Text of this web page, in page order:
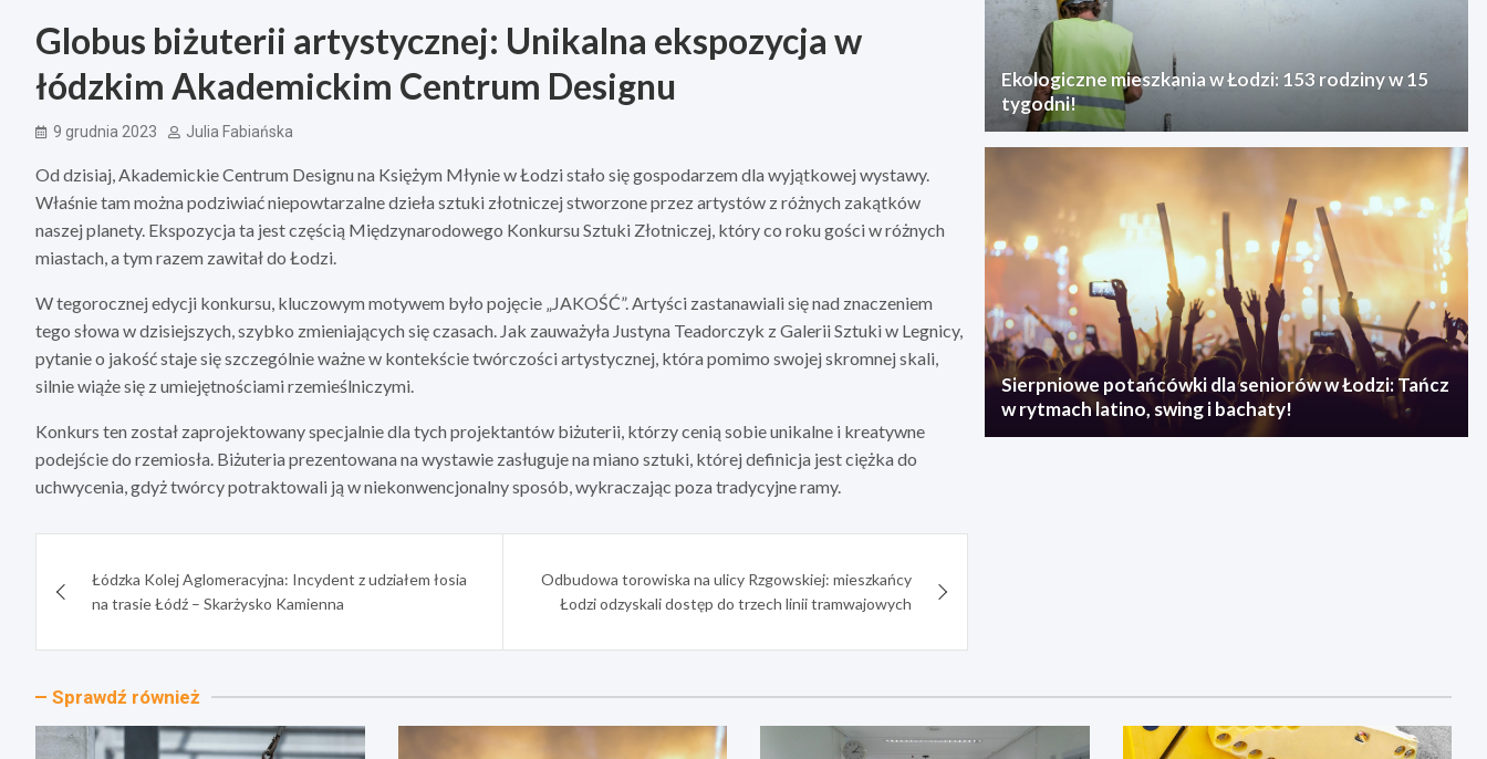
Globus biżuterii artystycznej: Unikalna ekspozycja w
łódzkim Akademickim Centrum Designu
9 grudnia 2023 Julia Fabiańska
Od dzisiaj, Akademickie Centrum Designu na Księżym Młynie w Łodzi stało się gospodarzem dla wyjątkowej wystawy.
Właśnie tam można podziwiać niepowtarzalne dzieła sztuki złotniczej stworzone przez artystów z różnych zakątków
naszej planety. Ekspozycja ta jest częścią Międzynarodowego Konkursu Sztuki Złotniczej, który co roku gości w różnych
miastach, a tym razem zawitał do Łodzi.
W tegorocznej edycji konkursu, kluczowym motywem było pojęcie „JAKOŚĆ”. Artyści zastanawiali się nad znaczeniem
tego słowa w dzisiejszych, szybko zmieniających się czasach. Jak zauważyła Justyna Teadorczyk z Galerii Sztuki w Legnicy,
pytanie o jakość staje się szczególnie ważne w kontekście twórczości artystycznej, która pomimo swojej skromnej skali,
silnie wiąże się z umiejętnościami rzemieślniczymi.
Konkurs ten został zaprojektowany specjalnie dla tych projektantów biżuterii, którzy cenią sobie unikalne i kreatywne
podejście do rzemiosła. Biżuteria prezentowana na wystawie zasługuje na miano sztuki, której definicja jest ciężka do
uchwycenia, gdyż twórcy potraktowali ją w niekonwencjonalny sposób, wykraczając poza tradycyjne ramy.
wpisuŁódzka Kolej Aglomeracyjna: Incydent z udziałem łosia
na trasie Łódź – Skarżysko Kamienna
Odbudowa torowiska na ulicy Rzgowskiej: mieszkańcy
Łodzi odzyskali dostęp do trzech linii tramwajowych
Ekologiczne mieszkania w Łodzi: 153 rodziny w 15
tygodni!
Sierpniowe potańcówki dla seniorów w Łodzi: Tańcz
w rytmach latino, swing i bachaty!
Sprawdź również